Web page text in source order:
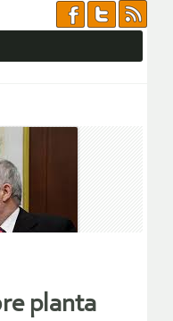
planta